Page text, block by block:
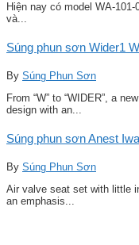
Hiện nay có model WA-
và...
Súng phun sơn Wider1
By Súng Phun Sơn
From “W” to “WIDER”, a
design with an...
Súng phun sơn Anest
By Súng Phun Sơn
Air valve seat set with little
an emphasis...